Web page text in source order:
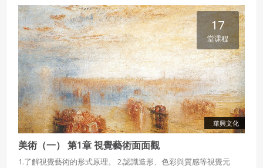
華興文化
17
堂课程
美術（一） 第1章 視覺藝術面面觀
1.了解視覺藝術的形式原理。 2.認識造形、色彩與質感等視覺元